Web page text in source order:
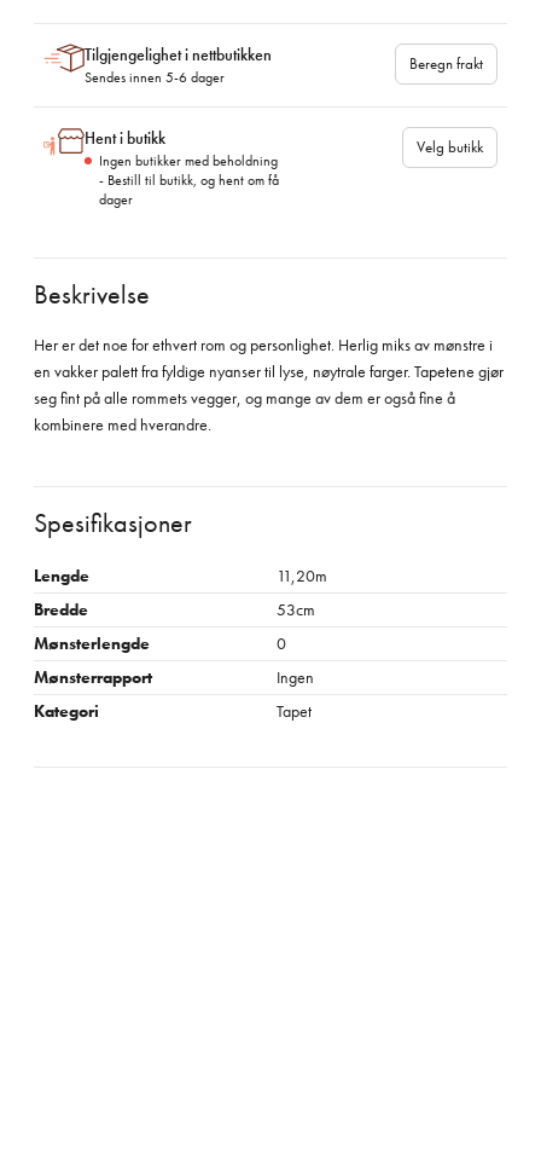
Tilgjengelighet i nettbutikken
Sendes innen 5-6 dager
Beregn frakt
Hent i butikk
Ingen butikker med beholdning
- Bestill til butikk, og hent om få
dager
Velg butikk
Beskrivelse
Her er det noe for ethvert rom og personlighet. Herlig miks av mønstre i
en vakker palett fra fyldige nyanser til lyse, nøytrale farger. Tapetene gjør
seg fint på alle rommets vegger, og mange av dem er også fine å
kombinere med hverandre.
Spesifikasjoner
Lengde
11,20m
Bredde
53cm
Mønsterlengde
0
Mønsterrapport
Ingen
Kategori
Tapet